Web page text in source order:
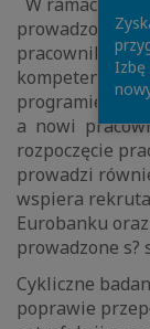
W ramach
prowadzone s?
pracowników.
kompetencje
programie
a nowi
rozpoczęcie
prowadzi
wspiera
Eurobanku
prowadzone
Cykliczne
poprawie
Izbę